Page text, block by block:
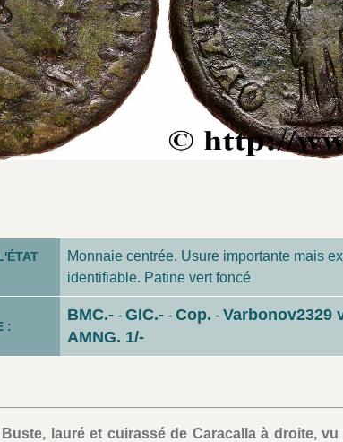
Monnaie centrée. Usure importante mais
identifiable. Patine vert foncé
:
BMC.- - GIC.- - Cop. - Varbonov2329
AMNG. 1/-
Buste, lauré et cuirassé de Caracalla à droite,